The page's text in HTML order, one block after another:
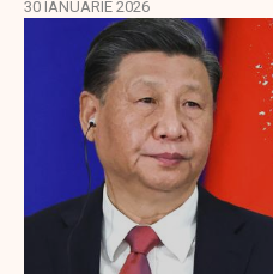
30 IANUARIE 2026